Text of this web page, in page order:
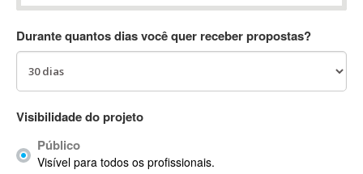
AC3
ACID Pro
ACPI
Acrobat
Durante quantos dias você quer receber propostas?
Visibilidade do projeto
Público
Visível para todos os profissionais.